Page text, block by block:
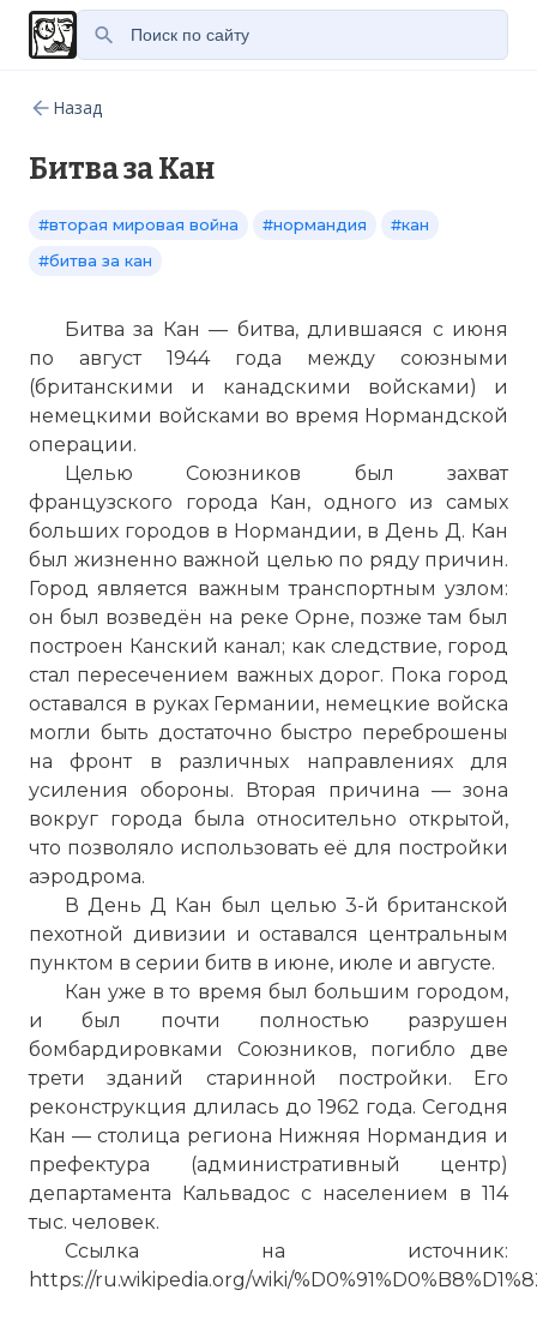
Назад
Битва за Кан
#вторая мировая война #нормандия
#кан
#битва за кан
Битва за Кан — битва, длившаяся с июня
по август 1944 года между союзными
(британскими и канадскими войсками) и
немецкими войсками во время Нормандской
операции.
Целью Союзников был захват
французского города Кан, одного из самых
больших городов в Нормандии, в День Д. Кан
был жизненно важной целью по ряду причин.
Город является важным транспортным узлом:
он был возведён на реке Орне, позже там был
построен Канский канал; как следствие, город
стал пересечением важных дорог. Пока город
оставался в руках Германии, немецкие войска
могли быть достаточно быстро переброшены
на фронт в различных направлениях для
усиления обороны. Вторая причина — зона
вокруг города была относительно открытой,
что позволяло использовать её для постройки
аэродрома.
В День Д Кан был целью 3-й британской
пехотной дивизии и оставался центральным
пунктом в серии битв в июне, июле и августе.
Кан уже в то время был большим городом,
и был почти полностью разрушен
бомбардировками Союзников, погибло две
трети зданий старинной постройки. Его
реконструкция длилась до 1962 года. Сегодня
Кан — столица региона Нижняя Нормандия и
префектура (административный центр)
департамента Кальвадос с населением в 114
тыс. человек.
Ссылка на источник:
https://ru.wikipedia.org/wiki/